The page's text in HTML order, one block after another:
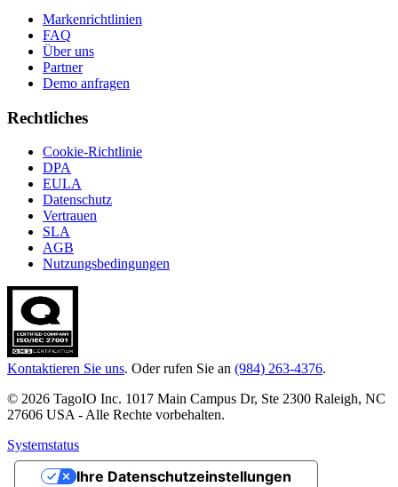
Markenrichtlinien
FAQ
Über uns
Partner
Demo anfragen
Rechtliches
Cookie-Richtlinie
DPA
EULA
Datenschutz
Vertrauen
SLA
AGB
Nutzungsbedingungen
Kontaktieren Sie uns. Oder rufen Sie an (984) 263-4376.
© 2026 TagoIO Inc. 1017 Main Campus Dr, Ste 2300 Raleigh, NC
27606 USA - Alle Rechte vorbehalten.
Systemstatus
Ihre Datenschutzeinstellungen